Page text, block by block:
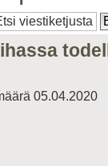
05.04.2020